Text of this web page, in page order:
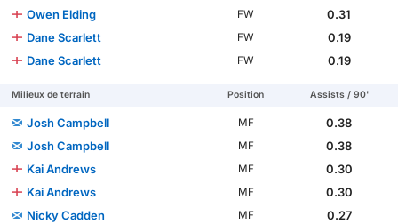
Owen Elding
FW
0.31
Dane Scarlett
FW
0.19
Dane Scarlett
FW 0.19
Milieux de terrain Position Assists / 90'
Josh Campbell MF
0.38
Josh Campbell
MF
0.38
Kai Andrews
MF
0.30
Kai Andrews
MF
0.30
Nicky Cadden
MF
0.27